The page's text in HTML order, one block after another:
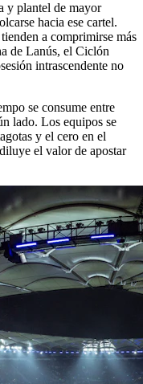
y plantel de mayor
hacia ese cartel.
a comprimirse más
de Lanús, el Ciclón
intrascendente no
se consume entre
lado. Los equipos se
y el cero en el
el valor de apostar